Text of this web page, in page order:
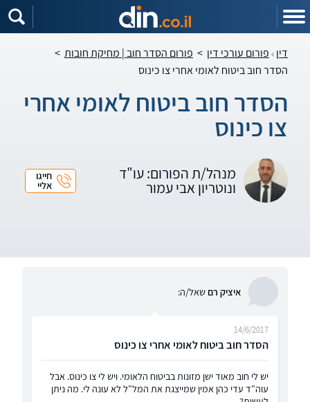
דין פורום עורכי דין > פורום הסדר חוב | מחיקת חובות >
הסדר חוב ביטוח לאומי אחרי צו כינוס
הסדר חוב ביטוח לאומי אחרי
צו כינוס
מנהל/ת הפורום: עו"ד
ונוטריון אבי עמור
חייגו
אליי
איציק רם שאל/ה:
הסדר חוב ביטוח לאומי אחרי צו כינוס
14/6/2017
יש לי חוב מאוד ישן מזונות בביטוח הלאומי. ויש לי צו כינוס. אבל
עוה"ד עדי כהן אמין שמייצגת את המל"ל לא עונה לי. מה ניתן